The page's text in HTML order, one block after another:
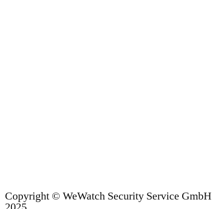
Copyright © WeWatch Security Service GmbH